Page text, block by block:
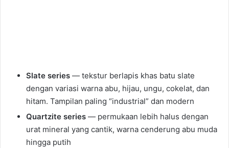
Slate series — tekstur berlapis khas batu slate
dengan variasi warna abu, hijau, ungu, cokelat, dan
hitam. Tampilan paling “industrial” dan modern
Quartzite series — permukaan lebih halus dengan
urat mineral yang cantik, warna cenderung abu muda
hingga putih